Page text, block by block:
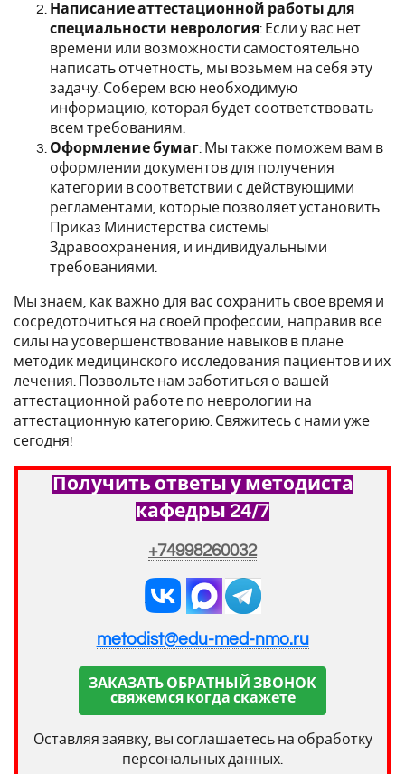
Написание аттестационной работы для
специальности неврология: Если у вас нет
времени или возможности самостоятельно
написать отчетность, мы возьмем на себя эту
задачу. Соберем всю необходимую
информацию, которая будет соответствовать
всем требованиям.
Оформление бумаг: Мы также поможем вам в
оформлении документов для получения
категории в соответствии с действующими
регламентами, которые позволяет установить
Приказ Министерства системы
Здравоохранения, и индивидуальными
требованиями.
Мы знаем, как важно для вас сохранить свое время и
сосредоточиться на своей профессии, направив все
силы на усовершенствование навыков в плане
методик медицинского исследования пациентов и их
лечения. Позвольте нам заботиться о вашей
аттестационной работе по неврологии на
аттестационную категорию. Свяжитесь с нами уже
сегодня!
Получить ответы у методиста
кафедры 24/7
+74998260032
metodist@edu-med-nmo.ru
ЗАКАЗАТЬ ОБРАТНЫЙ ЗВОНОК
свяжемся когда скажете
Оставляя заявку, вы соглашаетесь на обработку
персональных данных.